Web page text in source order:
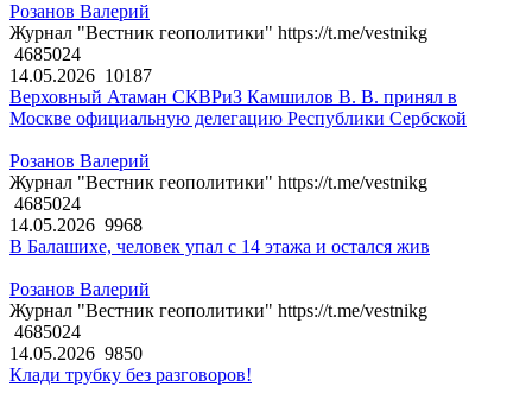
Розанов Валерий
Журнал "Вестник геополитики" https://t.me/vestnikg
4685024
14.05.2026 10187
Верховный Атаман СКВРиЗ Камшилов В. В. принял в
Москве официальную делегацию Республики Сербской
Розанов Валерий
Журнал "Вестник геополитики" https://t.me/vestnikg
4685024
14.05.2026 9968
В Балашихе, человек упал с 14 этажа и остался жив
Розанов Валерий
Журнал "Вестник геополитики" https://t.me/vestnikg
4685024
14.05.2026 9850
Клади трубку без разговоров!